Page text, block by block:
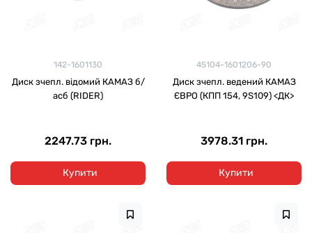
142-1601130
Диск зчепл. відомий КАМАЗ б/
асб (RIDER)
2247.73 грн.
Купити
45104-1601206-90
Диск зчепл. ведений КАМАЗ
ЄВРО (КПП 154, 9S109) <ДК>
3978.31 грн.
Купити